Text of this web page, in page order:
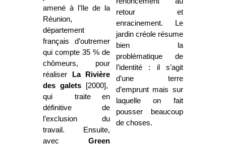
amené à l’Ile de la
Réunion,
département
français d’outremer
qui compte 35 % de
chômeurs, pour
réaliser
La Rivière
des galets[2000],
qui traite en
définitive de
l’exclusion du
travail. Ensuite,
avecGreen
retour et
enracinement. Le
jardin créole résume
bien la
problématique de
l’identité : il s’agit
d’une terre
d’emprunt mais sur
laquelle on fait
pousser beaucoup
de choses.